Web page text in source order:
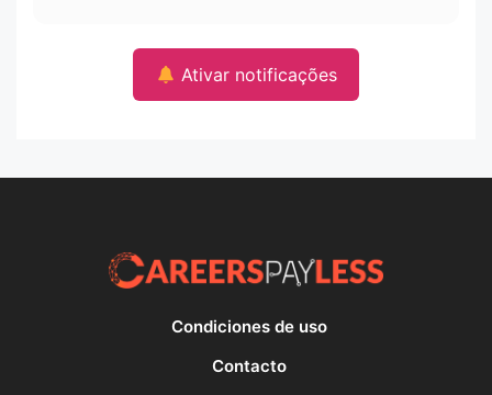
Ativar notificações
Condiciones de uso
Contacto